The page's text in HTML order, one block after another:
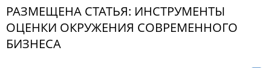
РАЗМЕЩЕНА СТАТЬЯ: ИНСТРУМЕНТЫ
ОЦЕНКИ ОКРУЖЕНИЯ СОВРЕМЕННОГО
БИЗНЕСА